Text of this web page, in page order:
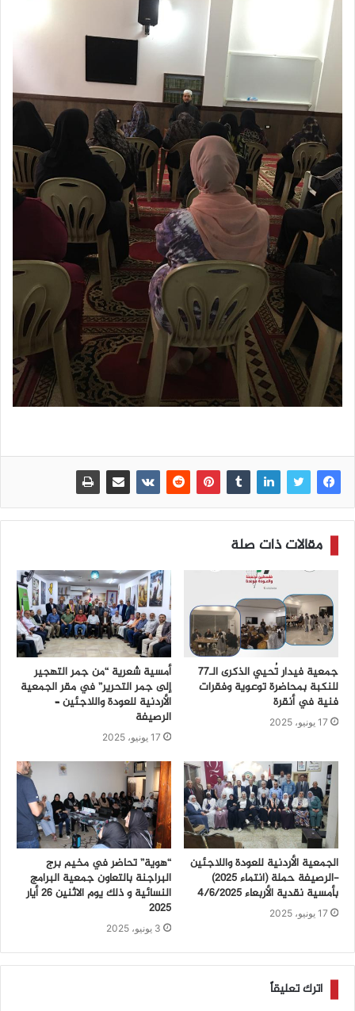
مقالات ذات صلة
جمعية فيدار تُحيي الذكرى الـ77
للنكبة بمحاضرة توعوية وفقرات
فنية في أنقرة
17 يونيو، 2025
أمسية شعرية “من جمر التهجير
إلى جمر التحرير” في مقر الجمعية
الأردنية للعودة واللاجئين –
الرصيفة
17 يونيو، 2025
الجمعية الأردنية للعودة واللاجئين
-الرصيفة حملة (انتماء ٢٠٢٥)
بأمسية نقدية الأربعاء ٤/٦/٢٠٢٥
17 يونيو، 2025
“هوية” تحاضر في مخيم برج
البراجنة بالتعاون جمعية البرامج
النسائية و ذلك يوم الاثنين 26 أيار
2025
3 يونيو، 2025
اترك تعليقاً